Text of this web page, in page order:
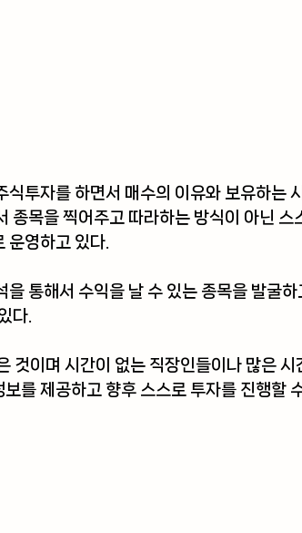
식투자를 하면서 매수의 이유와 보유하는
종목을 찍어주고 따라하는 방식이 아닌 스
운영하고 있다.
을 통해서 수익을 날 수 있는 종목을 발굴
다.
것이며 시간이 없는 직장인들이나 많은 시
를 제공하고 향후 스스로 투자를 진행할